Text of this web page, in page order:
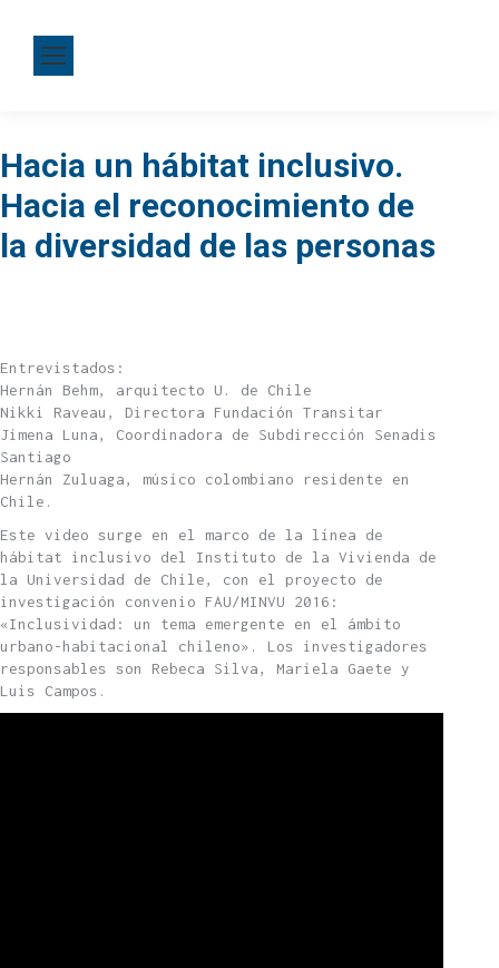
Hacia un hábitat inclusivo.
Hacia el reconocimiento de
la diversidad de las personas
Entrevistados:
Hernán Behm, arquitecto U. de Chile
Nikki Raveau, Directora Fundación Transitar
Jimena Luna, Coordinadora de Subdirección Senadis
Santiago
Hernán Zuluaga, músico colombiano residente en
Chile.
Este video surge en el marco de la línea de
hábitat inclusivo del Instituto de la Vivienda de
la Universidad de Chile, con el proyecto de
investigación convenio FAU/MINVU 2016:
«Inclusividad: un tema emergente en el ámbito
urbano-habitacional chileno». Los investigadores
responsables son Rebeca Silva, Mariela Gaete y
Luis Campos.